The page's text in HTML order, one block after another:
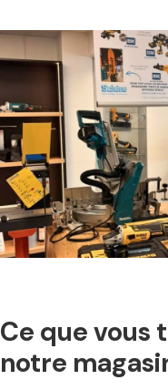
Ce que vous
notre